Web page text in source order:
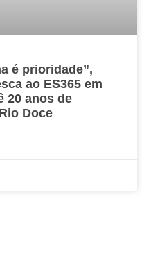
é prioridade”,
ao ES365 em
20 anos de
Doce